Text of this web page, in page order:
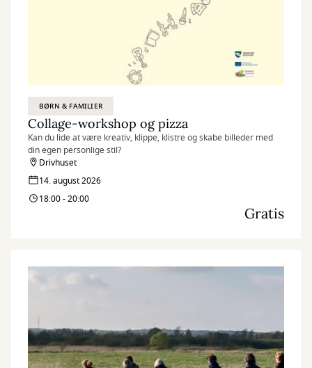
BØRN & FAMILIER
Collage-workshop og pizza
Kan du lide at være kreativ, klippe, klistre og skabe billeder med
din egen personlige stil?
Drivhuset
14. august 2026
18:00 - 20:00
Gratis